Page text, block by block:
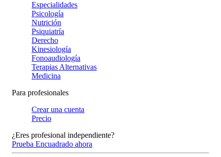
Especialidades
Psicología
Nutrición
Psiquiatría
Derecho
Kinesiología
Fonoaudiología
Terapias Alternativas
Medicina
Para profesionales
Crear una cuenta
Precio
¿Eres profesional independiente?
Prueba Encuadrado ahora